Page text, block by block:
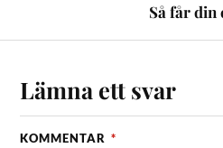
Så får din
Lämna ett svar
KOMMENTAR *